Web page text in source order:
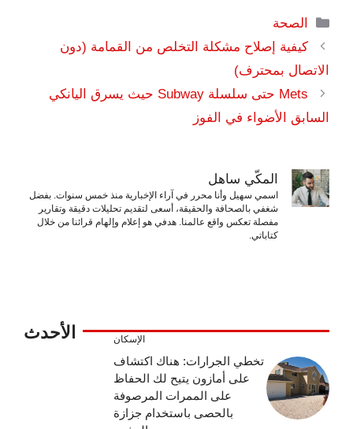
التصنيفات
الصحة
كيفية إصلاح مشكلة التخلص من القمامة (دون
الاتصال بمحترف)
Mets حتى سلسلة Subway حيث يسرق اليانكي
السابق الأضواء في الفوز
المكّي ساهل
اسمي سهيل وأنا محرر في آراء الإخبارية منذ خمس سنوات. بفضل
شغفي بالصحافة والحقيقة، أسعى لتقديم تحليلات دقيقة وتقارير
مفصلة تعكس واقع عالمنا. هدفي هو إعلام وإلهام قرائنا من خلال
كتاباتي.
الأحدث الإسكان
تخطي الجرارات: هناك اكتشاف
على أمازون يتيح لك الحفاظ
على الممرات المرصوفة
بالحصى باستخدام جزازة